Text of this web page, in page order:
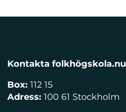
Kontakta folkhögskola.nu
Box:112 15
Adress: 100 61 Stockholm